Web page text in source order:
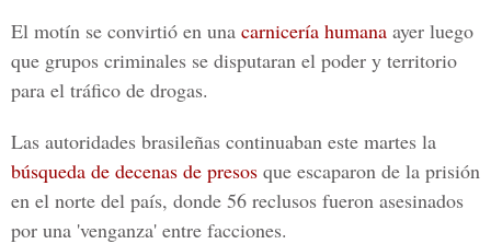
El motín se convirtió en una carnicería humana ayer luego
que grupos criminales se disputaran el poder y territorio
para el tráfico de drogas.
Las autoridades brasileñas continuaban este martes la
búsqueda de decenas de presos que escaparon de la prisión
en el norte del país, donde 56 reclusos fueron asesinados
por una 'venganza' entre facciones.